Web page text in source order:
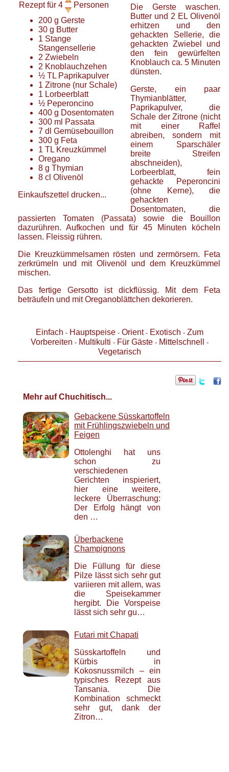
Rezept für 4
Personen
200 g Gerste
30 g Butter
1 Stange
Stangensellerie
2 Zwiebeln
2 Knoblauchzehen
½ TL Paprikapulver
1 Zitrone (nur Schale)
1 Lorbeerblatt
½ Peperoncino
400 g Dosentomaten
300 ml Passata
7 dl Gemüsebouillon
300 g Feta
1 TL Kreuzkümmel
Oregano
8 g Thymian
8 cl Olivenöl
Einkaufszettel drucken...
Die Gerste waschen.
Butter und 2 EL Olivenöl
erhitzen und den
gehackten Sellerie, die
gehackten Zwiebel und
den fein gewürfelten
Knoblauch ca. 5 Minuten
dünsten.
Gerste, ein paar
Thymianblätter,
Paprikapulver, die
Schale der Zitrone (nicht
mit einer Raffel
abreiben, sondern mit
einem Sparschäler
breite Streifen
abschneiden),
Lorbeerblatt, fein
gehackte Peperoncini
(ohne Kerne), die
gehackten
Dosentomaten, die
passierten Tomaten (Passata) sowie die Bouillon
dazurühren. Aufkochen und für 45 Minuten köcheln
lassen. Fleissig rühren.
Die Kreuzkümmelsamen rösten und zermörsern. Feta
zerkrümeln und mit Olivenöl und dem Kreuzkümmel
mischen.
Das fertige Gersotto ist dickflüssig. Mit dem Feta
beträufeln und mit Oreganoblättchen dekorieren.
Einfach - Hauptspeise - Orient- Exotisch - Zum
Vorbereiten - Multikulti - Für Gäste - Mittelschnell -
Vegetarisch
Mehr auf Chuchitisch...
Gebackene Süsskartoffeln
mit Frühlingszwiebeln und
Feigen
Ottolenghi hat uns
schon zu
verschiedenen
Gerichten inspieriert,
hier eine weitere,
leckere Überraschung:
Der Erfolg hängt von
den …
Überbackene
Champignons
Die Füllung für diese
Pilze lässt sich sehr gut
variieren mit allem, was
die Speisekammer
hergibt. Die Vorspeise
lässt sich sehr gu…
Futari mit Chapati
Süsskartoffeln und
Kürbis in
Kokosnussmilch – ein
typisches Rezept aus
Tansania. Die
Kombination schmeckt
sehr gut, dank der
Zitron…